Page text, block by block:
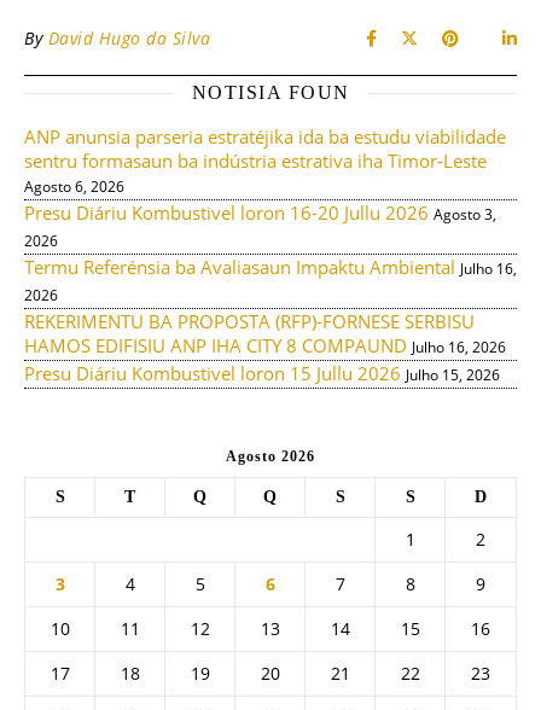
By David Hugo da Silva
NOTISIA FOUN
ANP anunsia parseria estratéjika ida ba estudu viabilidade
sentru formasaun ba indústria estrativa iha Timor-Leste
Agosto 6, 2026
Presu Diáriu Kombustivel loron 16-20 Jullu 2026 Agosto 3,
2026
Termu Referénsia ba Avaliasaun Impaktu Ambiental Julho 16,
2026
REKERIMENTU BA PROPOSTA (RFP)-FORNESE SERBISU
HAMOS EDIFISIU ANP IHA CITY 8 COMPAUND Julho 16, 2026
Presu Diáriu Kombustivel loron 15 Jullu 2026 Julho 15, 2026
Agosto 2026
S T Q Q S S D
1
2
3
4 5 6 7 8
9
10
11 12 13 14 15
16
17
18 19 20 21 22
23